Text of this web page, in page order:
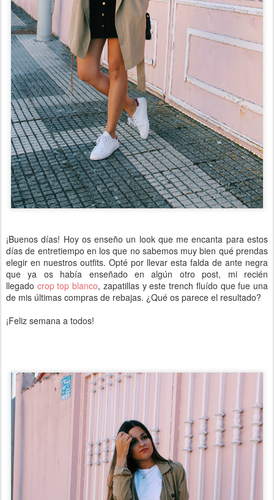
¡Buenos días! Hoy os enseño un look que me encanta para estos
días de entretiempo en los que no sabemos muy bien qué prendas
elegir en nuestros outfits. Opté por llevar esta falda de ante negra
que ya os había enseñado en algún otro post, mi recién
llegado crop top blanco, zapatillas y este trench fluído que fue una
de mis últimas compras de rebajas. ¿Qué os parece el resultado?
¡Feliz semana a todos!